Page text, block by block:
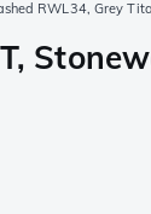
RWL34, Grey